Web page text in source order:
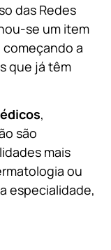
das Redes
se um item
a
que já têm
,
são
mais
ou
especialidade,